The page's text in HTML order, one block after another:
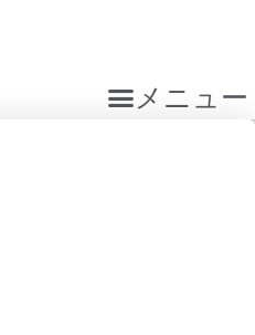
メニュー